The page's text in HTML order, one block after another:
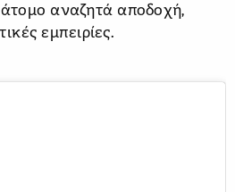
αναζητά αποδοχή,
εμπειρίες.